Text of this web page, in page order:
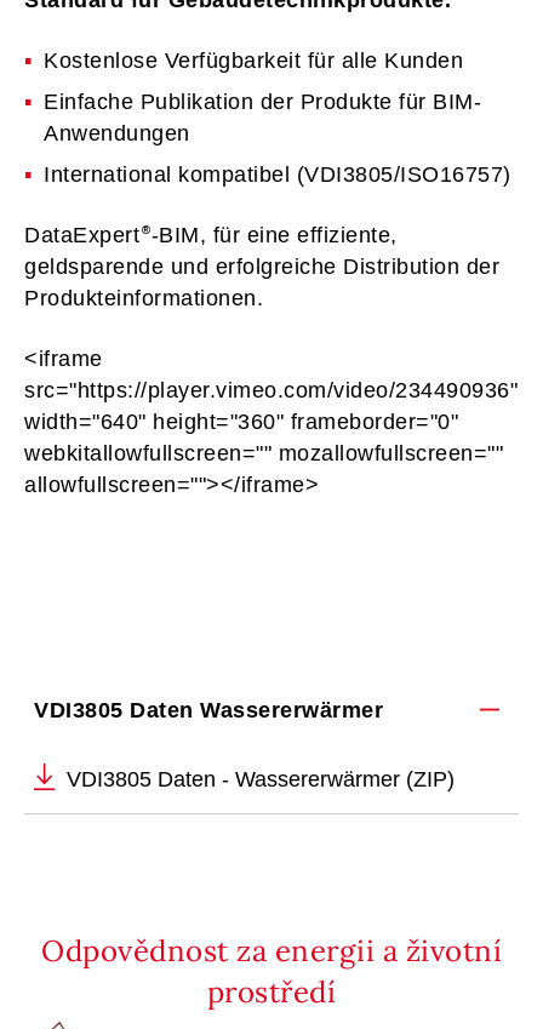
Kostenlose Verfügbarkeit für alle Kunden
Einfache Publikation der Produkte für BIM-
Anwendungen
International kompatibel (VDI3805/ISO16757)
DataExpert -BIM, für eine effiziente,
geldsparende und erfolgreiche Distribution der
Produkteinformationen.
<iframe
src="https://player.vimeo.com/video/234490936"
width="640" height="360" frameborder="0"
webkitallowfullscreen="" mozallowfullscreen=""
allowfullscreen=""></iframe>
VDI3805 Daten Wassererwärmer
VDI3805 Daten - Wassererwärmer (ZIP)
Odpovědnost za energii a životní
prostředí